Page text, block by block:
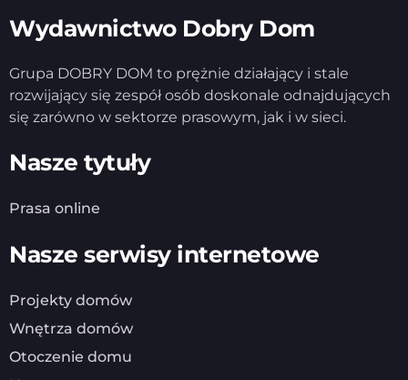
Wydawnictwo Dobry Dom
Grupa DOBRY DOM to prężnie działający i stale
rozwijający się zespół osób doskonale odnajdujących
się zarówno w sektorze prasowym, jak i w sieci.
Nasze tytuły
Prasa online
Nasze serwisy internetowe
Projekty domów
Wnętrza domów
Otoczenie domu